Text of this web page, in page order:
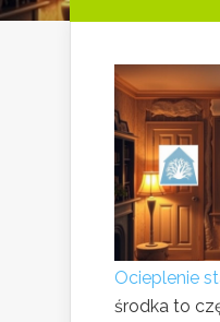
Ocieplenie
środka to